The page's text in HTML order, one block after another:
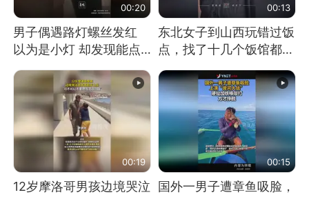
00:20
男子偶遇路灯螺丝发红
以为是小灯 却发现能点
燃香烟 当事人：已报警
处理
00:13
东北女子到山西玩错过饭
点，找了十几个饭馆都没
开门：午休到几点
00:19
12岁摩洛哥男孩边境哭泣
00:15
国外一男子遭章鱼吸脸，